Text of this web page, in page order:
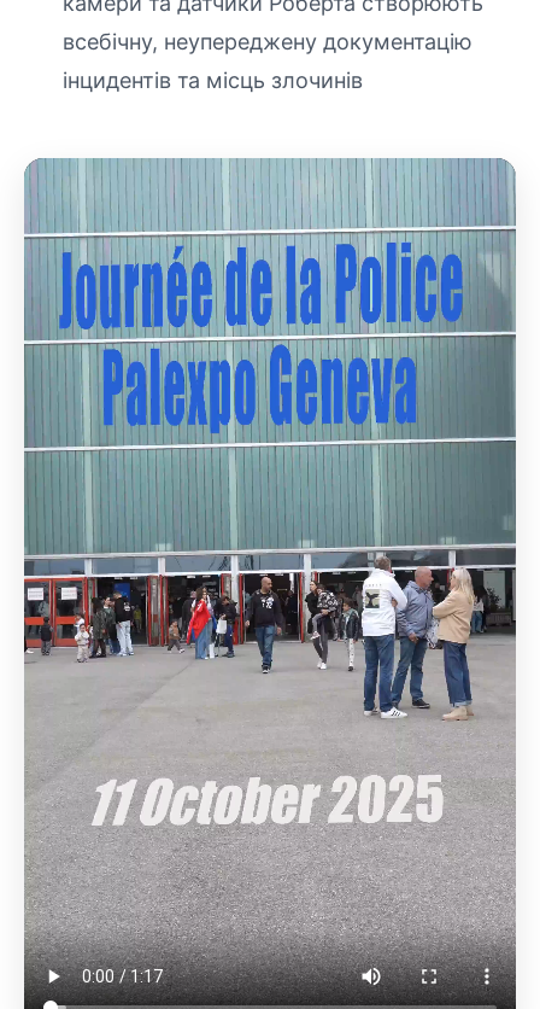
всебічну, неупереджену документацію
інцидентів та місць злочинів